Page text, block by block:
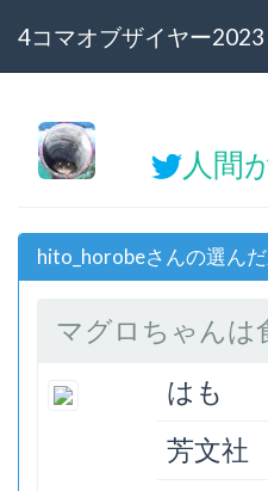
4コマオブザイヤー2023
人間
hito_horobeさんの選ん
マグロちゃんは
はも
芳文社